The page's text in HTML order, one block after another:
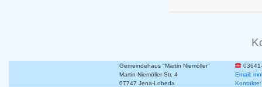
Gemeindehaus "Martin Niemöller"
Martin-Niemöller-Str. 4
Email:
07747 Jena-Lobeda